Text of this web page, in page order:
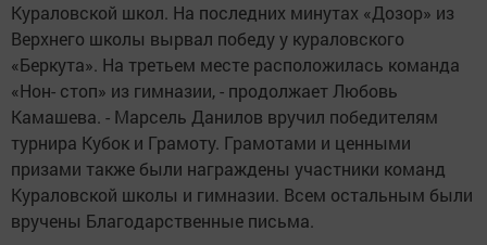
Кураловской школ. На последних минутах «Дозор» из
Верхнего школы вырвал победу у кураловского
«Беркута». На третьем месте расположилась команда
«Нон- стоп» из гимназии, - продолжает Любовь
Камашева. - Марсель Данилов вручил победителям
турнира Кубок и Грамоту. Грамотами и ценными
призами также были награждены участники команд
Кураловской школы и гимназии. Всем остальным были
вручены Благодарственные письма.